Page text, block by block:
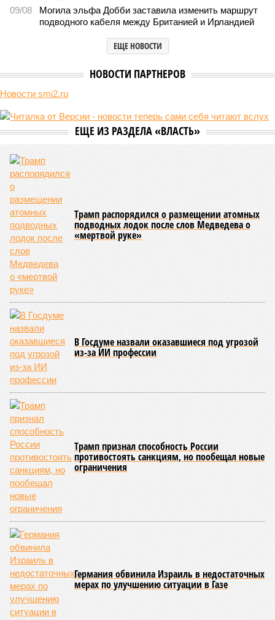
Ильтяков. А на международном уровне миллионы лайков
собирают «славянские дивы», повышая симпатию к России.
Кирилл, Патриарх Московский и всея Руси. Атомная
Создание в СССР атомного оружия стало результатом
Также он указал, что не случайно научные исследования
по созданию ядерного оружия шли именно в том месте, где
жил и молился святой
Ранее предстоятель Русской православной церкви уже
неоднократно высказывался на тему ядерного оружия.
Осенью 2023 года он отмечал, что оно было создано
советскими учёными по «неизречённому Божьему
промыслу», а в 2024-м назвал споры об угрозе
возникновения ядерной войны спекуляциями и чрезмерным
алармизмом, подчеркнув, что христиане не боятся конца
света.
Злопыхатели ёрничают: мол, а американцам, которые
создали бомбу первыми, её тоже Бог послал? Да и
Священный синод в 1986 году предупреждал об опасности
применения ядерного оружия. Но они не понимают того, что
понимает патриарх: времена изменились, перед
государством стоят новые задачи, для чего требуется
стойкое единение в умах, а в чём же ещё задача церкви,
как не укреплять мятущиеся души?
Сергей Собянин, мэр Москвы. Призывает к разуму.
Сергей Собянин, мэр Москвы (фото: Алексей Филиппов/РИА Новости)
Столичный градоначальник стал главным спикером
минувшей недели, выступив с поразившим многих спичем.
Как отметил Собянин, предложения перевести экономику
на военные рельсы выдвигают люди, которые вообще не
понимают, что такое экономика. А любая попытка
экономической мобилизации приведёт, по его мнению, к
убийству страны.
Теперь политологи гадают, что именно могло стать